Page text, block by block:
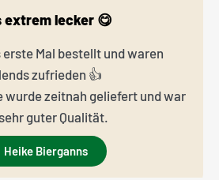
extrem lecker 😋
erste Mal bestellt und waren
zufrieden 👍
wurde zeitnah geliefert und war
guter Qualität.
Heike Bierganns